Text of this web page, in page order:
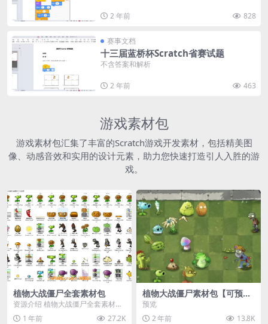
2 年前 828
赛事文档
十三届蓝桥杯Scratch省赛试题
不含答案和解析
2 年前 463
游戏素材包
游戏素材包汇集了丰富的Scratch游戏开发素材，包括精美图
像、动感音效和实用的设计元素，助力您快速打造引人入胜的游
戏。
植物大战僵尸全套素材包
资源介绍 植物大战僵尸全套素材
包，包含227个丰富多样的素材，
涵盖角色、背景、动...
1 年前 27.2K
植物大战僵尸素材包【可预
览】
预览
2 年前
13.8K